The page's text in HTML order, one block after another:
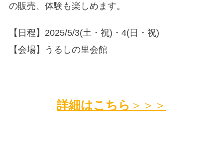
の販売、体験も楽しめます。
【日程】2025/5/3(土・祝)・4(日・祝)
【会場】うるしの里会館
詳細はこちら ＞＞＞